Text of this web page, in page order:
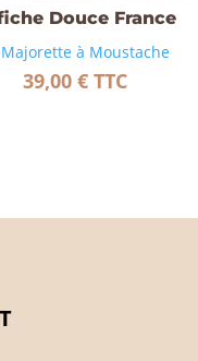
Douce France
Majorette à Moustache
39,00€ TTC